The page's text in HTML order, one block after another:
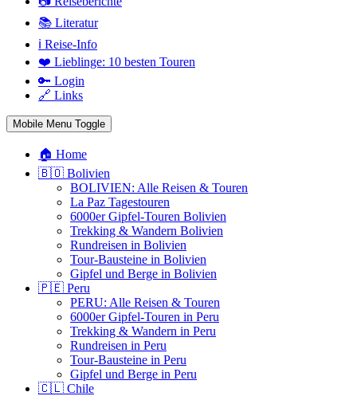
📚 Literatur
ℹ️ Reise-Info
❤️ Lieblinge: 10 besten Touren
🔑 Login
🔗 Links
Mobile Menu Toggle
🏠 Home
🇧🇴 Bolivien
BOLIVIEN: Alle Reisen & Touren
La Paz Tagestouren
6000er Gipfel-Touren Bolivien
Trekking & Wandern Bolivien
Rundreisen in Bolivien
Tour-Bausteine in Bolivien
Gipfel und Berge in Bolivien
🇵🇪 Peru
PERU: Alle Reisen & Touren
6000er Gipfel-Touren in Peru
Trekking & Wandern in Peru
Rundreisen in Peru
Tour-Bausteine in Peru
Gipfel und Berge in Peru
🇨🇱 Chile